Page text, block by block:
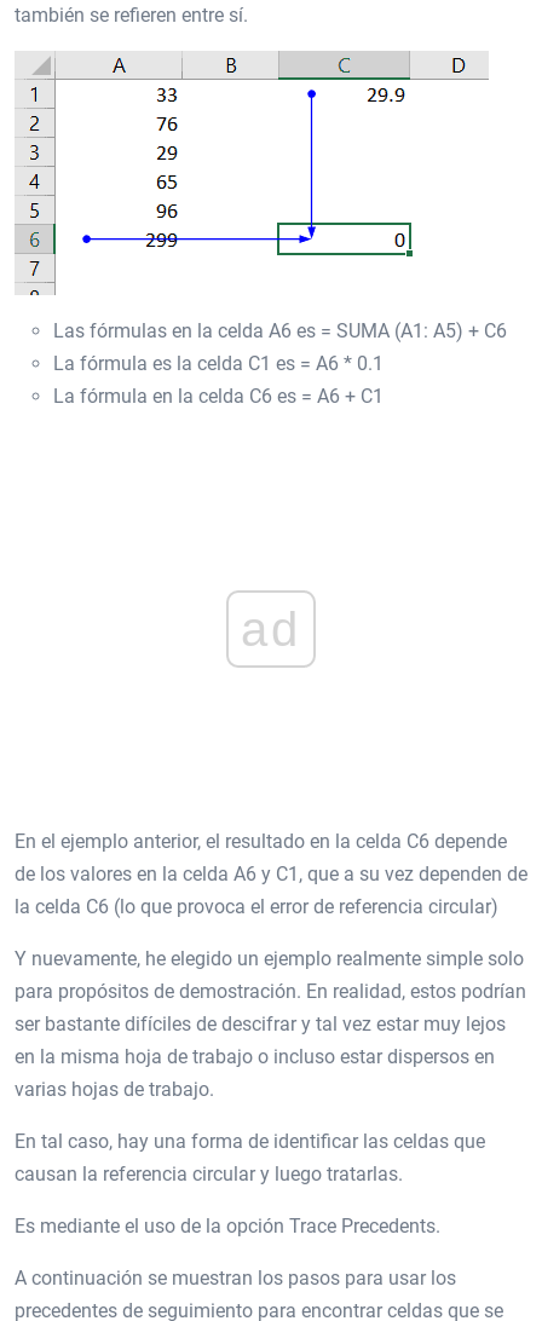
también se refieren entre sí.
Las fórmulas en la celda A6 es = SUMA (A1: A5) + C6
La fórmula es la celda C1 es = A6 * 0.1
La fórmula en la celda C6 es = A6 + C1
ad
En el ejemplo anterior, el resultado en la celda C6 depende
de los valores en la celda A6 y C1, que a su vez dependen de
la celda C6 (lo que provoca el error de referencia circular)
Y nuevamente, he elegido un ejemplo realmente simple solo
para propósitos de demostración. En realidad, estos podrían
ser bastante difíciles de descifrar y tal vez estar muy lejos
en la misma hoja de trabajo o incluso estar dispersos en
varias hojas de trabajo.
En tal caso, hay una forma de identificar las celdas que
causan la referencia circular y luego tratarlas.
Es mediante el uso de la opción Trace Precedents.
A continuación se muestran los pasos para usar los
precedentes de seguimiento para encontrar celdas que se